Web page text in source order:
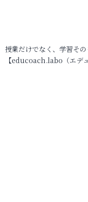
授業だけでなく、学習そ
【educoach.labo（エデ